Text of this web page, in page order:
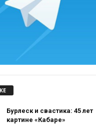
Бурлеск и свастика: 45 лет
картине «Кабаре»